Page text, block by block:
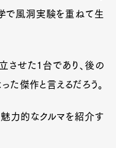
学で風洞実験を重ねて生
させた1台であり、後の
た傑作と言えるだろう。
力的なクルマを紹介す